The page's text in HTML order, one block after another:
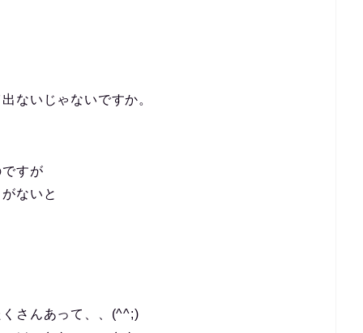
ないじゃないですか。
すが
ないと
さんあって、、(^^;)